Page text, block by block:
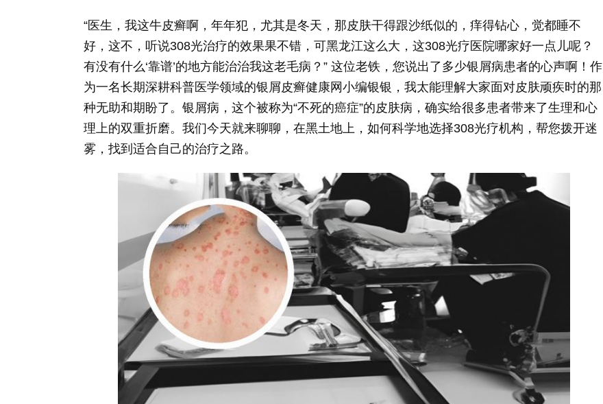
“医生，我这牛皮癣啊，年年犯，尤其是冬天，那皮肤干得跟沙纸似的，痒得钻心，觉都睡不
好，这不，听说308光治疗的效果果不错，可黑龙江这么大，这308光疗医院哪家好一点儿呢？
有没有什么‘靠谱’的地方能治治我这老毛病？” 这位老铁，您说出了多少银屑病患者的心声啊！作
为一名长期深耕科普医学领域的银屑皮癣健康网小编银银，我太能理解大家面对皮肤顽疾时的那
种无助和期盼了。银屑病，这个被称为“不死的癌症”的皮肤病，确实给很多患者带来了生理和心
理上的双重折磨。我们今天就来聊聊，在黑土地上，如何科学地选择308光疗机构，帮您拨开迷
雾，找到适合自己的治疗之路。